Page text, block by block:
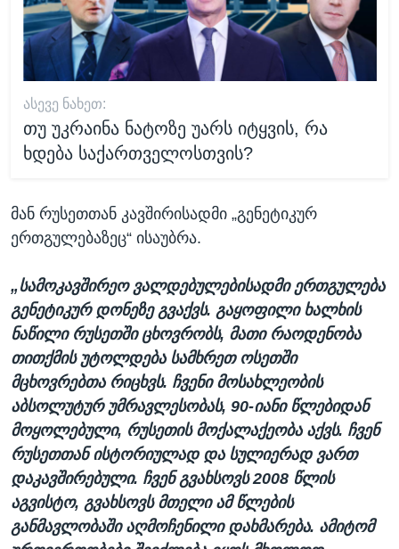
ᲐᲡᲔᲕᲔ ᲜᲐᲮᲔᲗ:
თუ უკრაინა ნატოზე უარს იტყვის, რა
ხდება საქართველოსთვის?
მან რუსეთთან კავშირისადმი „გენეტიკურ
ერთგულებაზეც“ ისაუბრა.
„სამოკავშირეო ვალდებულებისადმი ერთგულება
გენეტიკურ დონეზე გვაქვს. გაყოფილი ხალხის
ნაწილი რუსეთში ცხოვრობს, მათი რაოდენობა
თითქმის უტოლდება სამხრეთ ოსეთში
მცხოვრებთა რიცხვს. ჩვენი მოსახლეობის
აბსოლუტურ უმრავლესობას, 90-იანი წლებიდან
მოყოლებული, რუსეთის მოქალაქეობა აქვს. ჩვენ
რუსეთთან ისტორიულად და სულიერად ვართ
დაკავშირებული. ჩვენ გვახსოვს 2008 წლის
აგვისტო, გვახსოვს მთელი ამ წლების
განმავლობაში აღმოჩენილი დახმარება. ამიტომ